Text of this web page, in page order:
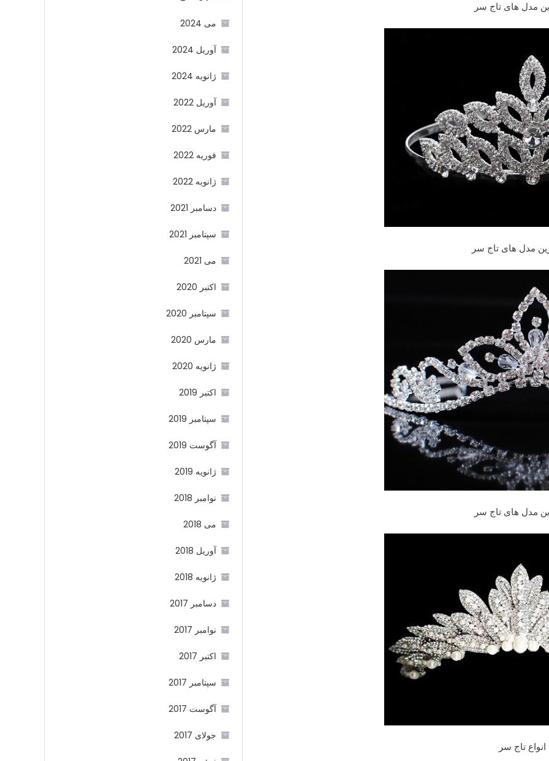
مدل های تاج سر
مدل های تاج سر
مدل های تاج سر
انواع تاج سر
می 2024
آوریل 2024
ژانویه 2024
آوریل 2022
مارس 2022
فوریه 2022
ژانویه 2022
دسامبر 2021
سپتامبر 2021
می 2021
اکتبر 2020
سپتامبر 2020
مارس 2020
ژانویه 2020
اکتبر 2019
سپتامبر 2019
آگوست 2019
ژانویه 2019
نوامبر 2018
می 2018
آوریل 2018
ژانویه 2018
دسامبر 2017
نوامبر 2017
اکتبر 2017
سپتامبر 2017
آگوست 2017
جولای 2017